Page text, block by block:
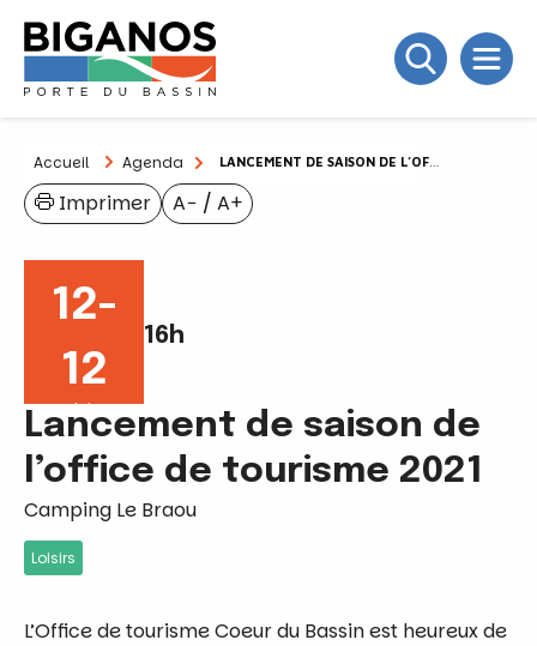
Accueil Agenda LANCEMENT DE SAISON DE L’OFFICE DE TOURISME 2021
A− / A+
Imprimer
12-
12
16h
Lancement de saison de
l’office de tourisme 2021
Camping Le Braou
Loisirs
L’OfficedetourismeCoeur du Bassin est heureuxde